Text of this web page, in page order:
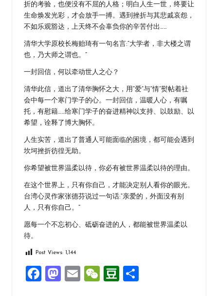
折的考验，也便没有不屈的人格；明白人生一世，终要让
生命焕发光彩，才会放手一搏。遇到挫折与其悲戚哀怨，
不如乐观豁达，上天终不会辜负你的辛苦付出……
清华大学原校长梅贻琦有一句名言:“大学者，非大楼之谓
也，乃大师之谓也。”
一封回信，何以牵动世人之心？
清华此信，道出了清华胸怀之大，用“爱”与“情”熨帖着社
会中每一个寒门学子的心。一封回信，温暖人心，有嘱
托，有慰籍……给寒门学子的奋进精神以支持、以鼓励、以
希望，诠释了博大胸怀。
人生实苦，道出了普通人可能面临的困境，都可能会遇到
坎坷挫折彷徨无助。
你希望被世界温柔以待，你必有被世界温柔以待的理由。
在这个世界上，只有你自己，才能决定别人看你的眼光。
台湾心灵作家张德芬说过一句话:“亲爱的，外面没有别
人，只有你自己。”
愿每一个不忘初心、砥砺奋进的人，都能被世界温柔以
待。
Post Views: 1,144
F
M
E
W
D